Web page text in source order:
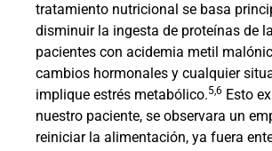
tratamiento nutricional se basa
disminuir la ingesta de proteínas de
pacientes con acidemia metil
cambios hormonales y cualquier
implique estrés metabólico.5,6 Esto
nuestro paciente, se observara un
reiniciar la alimentación, ya fuera